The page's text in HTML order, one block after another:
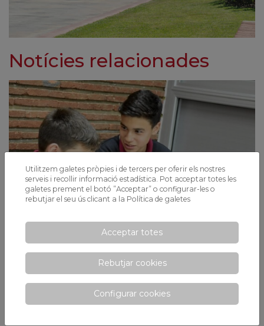
Notícies relacionades
Concurs de contes policials de
l'hospitalet
En Daniel Oliver, alumne de 1r d'ESO B, ha guanyat el segon premi
del "Concurs de contes policials de l'Hospitalet de Llobregat",
Utilitzem galetes pròpies i de tercers per oferir els nostres
serveis i recollir informació estadística. Pot acceptar totes les
galetes prement el botó ”Acceptar” o configurar-les o
rebutjar el seu ús clicant a la Política de galetes
Acceptar totes
Rebutjar cookies
Configurar cookies